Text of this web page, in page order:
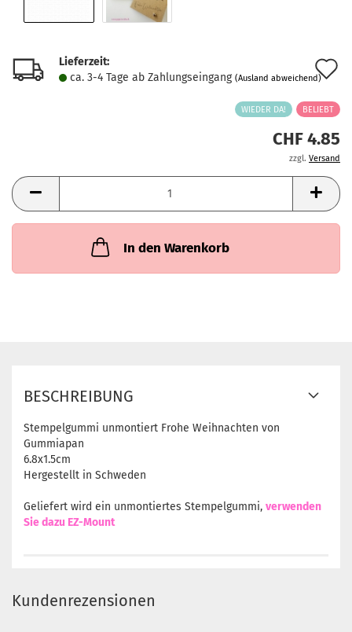
Lieferzeit:
ca. 3-4 Tage ab Zahlungseingang (Ausland abweichend)
WIEDER DA! BELIEBT
CHF 4.85
zzgl. Versand
In den Warenkorb
BESCHREIBUNG
Stempelgummi unmontiert Frohe Weihnachten von
Gummiapan
6.8x1.5cm
Hergestellt in Schweden
Geliefert wird ein unmontiertes Stempelgummi, verwenden
Sie dazu EZ-Mount
Kundenrezensionen